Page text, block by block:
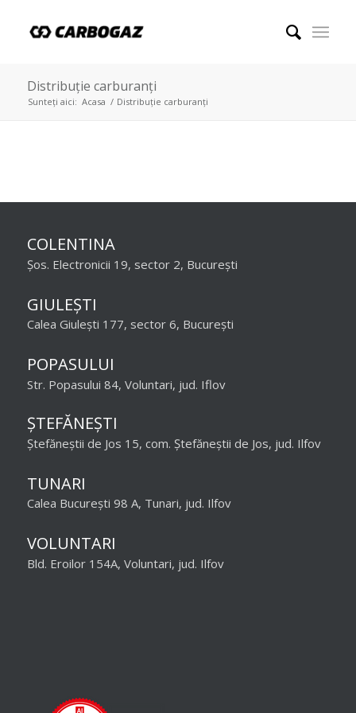
Distribuție carburanți
Sunteți aici: Acasa / Distribuție carburanți
COLENTINA
Șos. Electronicii 19, sector 2, București
GIULEȘTI
Calea Giulești 177, sector 6, București
POPASULUI
Str. Popasului 84, Voluntari, jud. Iflov
ȘTEFĂNEȘTI
Ștefăneștii de Jos 15, com. Ștefăneștii de Jos, jud. Ilfov
TUNARI
Calea București 98 A, Tunari, jud. Ilfov
VOLUNTARI
Bld. Eroilor 154A, Voluntari, jud. Ilfov